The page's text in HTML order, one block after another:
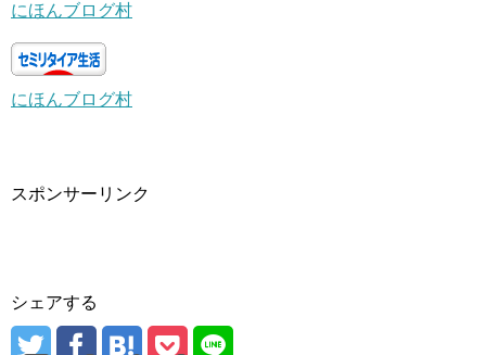
にほんブログ村
にほんブログ村
スポンサーリンク
シェアする